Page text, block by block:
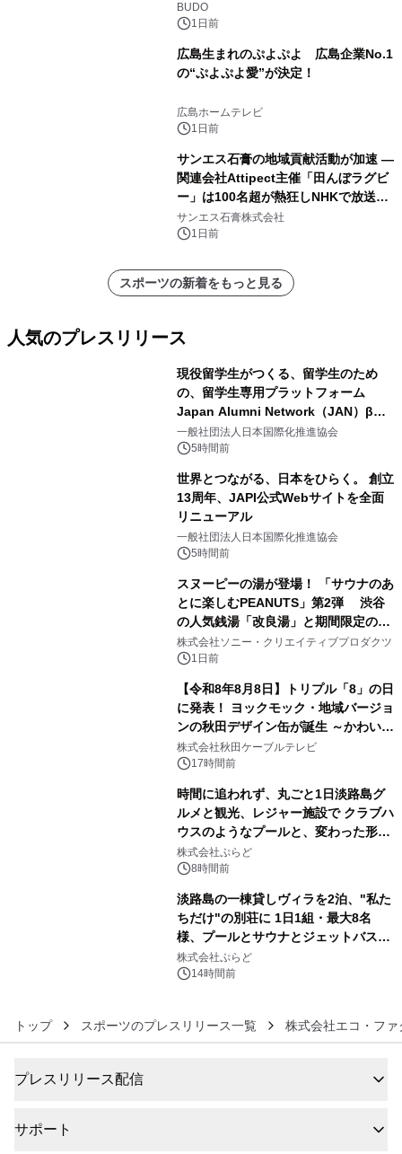
BUDO
1日前
広島生まれのぷよぷよ 広島企業No.1
の“ぷよぷよ愛”が決定！
広島ホームテレビ
1日前
サンエス石膏の地域貢献活動が加速 ―
関連会社Attipect主催「田んぼラグビ
ー」は100名超が熱狂しNHKで放送さ
れました。
サンエス石膏株式会社
1日前
スポーツの新着をもっと見る
人気のプレスリリース
現役留学生がつくる、留学生のため
の、留学生専用プラットフォーム
Japan Alumni Network（JAN）β版
をリリース
一般社団法人日本国際化推進協会
5時間前
世界とつながる、日本をひらく。 創立
13周年、JAPI公式Webサイトを全面
リニューアル
一般社団法人日本国際化推進協会
5時間前
スヌーピーの湯が登場！ 「サウナのあ
とに楽しむPEANUTS」第2弾 渋谷
の人気銭湯「改良湯」と期間限定のコ
ラボレーション サウナイキタイコラ
ボグッズも発売決定！
株式会社ソニー・クリエイティブプロダクツ
1日前
【令和8年8月8日】トリプル「8」の日
に発表！ ヨックモック・地域バージョ
ンの秋田デザイン缶が誕生 ～かわいい
秋田犬の子犬と秋田の四季と名所を巡
るパッケージ～ 9月1日(火)秋田県内で
株式会社秋田ケーブルテレビ
17時間前
時間に追われず、丸ごと1日淡路島グ
ルメと観光、レジャー施設で クラブハ
ウスのようなプールと、変わった形の
サウナも 「THE BOXY AWAJI」のお
得な素泊まり連泊プランで
株式会社ぷらど
8時間前
淡路島の一棟貸しヴィラを2泊、"私た
ちだけ"の別荘に 1日1組・最大8名
様、プールとサウナとジェットバス付
きで Villa Mon Temps AWAJIの連泊
素泊りプラン
株式会社ぷらど
14時間前
トップ スポーツのプレスリリース一覧 株式会社エコ・ファ
プレスリリース配信
サポート